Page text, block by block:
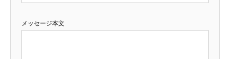
メッセージ本文